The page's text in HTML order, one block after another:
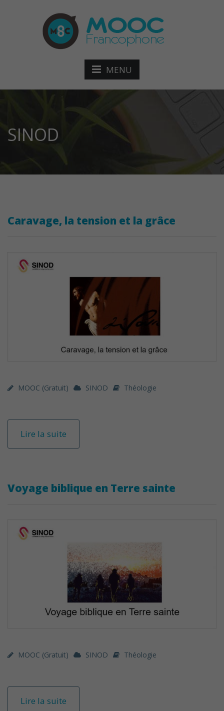
MENU
SINOD
Caravage, la tension et la grâce
MOOC (gratuit) SINOD Théologie
Lire la suite
Voyage biblique en Terre sainte
MOOC (gratuit) SINOD Théologie
Lire la suite